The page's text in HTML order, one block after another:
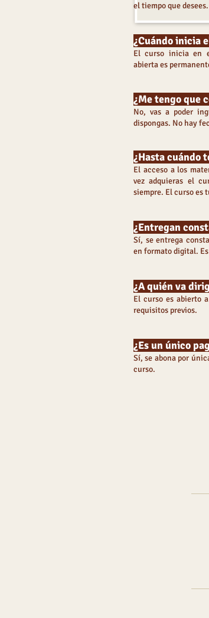
el tiempo que desees.
¿Cuándo inicia
El curso inicia en
abierta es
¿Me tengo que
No, vas a poder
dispongas. No hay
¿Hasta cuándo
El acceso a los
vez adquieras el
siempre. El curso es
¿Entregan
Sí, se entrega
en formato digital.
¿A quién va
El curso es abierto
requisitos previos.
¿Es un único
Sí, se abona por
curso.